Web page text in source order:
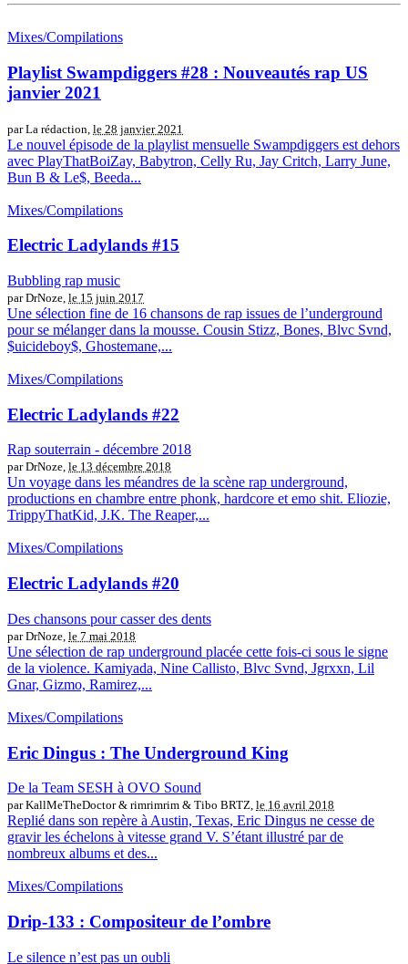
Mixes/Compilations
Playlist Swampdiggers #28 : Nouveautés rap US
janvier 2021
par La rédaction, le 28 janvier 2021
Le nouvel épisode de la playlist mensuelle Swampdiggers est dehors
avec PlayThatBoiZay, Babytron, Celly Ru, Jay Critch, Larry June,
Bun B & Le$, Beeda...
Mixes/Compilations
Electric Ladylands #15
Bubbling rap music
par DrNoze, le 15 juin 2017
Une sélection fine de 16 chansons de rap issues de l’underground
pour se mélanger dans la mousse. Cousin Stizz, Bones, Blvc Svnd,
$uicideboy$, Ghostemane,...
Mixes/Compilations
Electric Ladylands #22
Rap souterrain - décembre 2018
par DrNoze, le 13 décembre 2018
Un voyage dans les méandres de la scène rap underground,
productions en chambre entre phonk, hardcore et emo shit. Eliozie,
TrippyThatKid, J.K. The Reaper,...
Mixes/Compilations
Electric Ladylands #20
Des chansons pour casser des dents
par DrNoze, le 7 mai 2018
Une sélection de rap underground placée cette fois-ci sous le signe
de la violence. Kamiyada, Nine Callisto, Blvc Svnd, Jgrxxn, Lil
Gnar, Gizmo, Ramirez,...
Mixes/Compilations
Eric Dingus : The Underground King
De la Team SESH à OVO Sound
par KallMeTheDoctor & rimrimrim & Tibo BRTZ, le 16 avril 2018
Replié dans son repère à Austin, Texas, Eric Dingus ne cesse de
gravir les échelons à vitesse grand V. S’étant illustré par de
nombreux albums et des...
Mixes/Compilations
Drip-133 : Compositeur de l’ombre
Le silence n’est pas un oubli